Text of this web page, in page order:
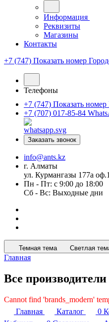
Информация
Реквизиты
Магазины
Контакты
+7 (747) Показать номер
Телефоны
+7 (747) Показать номер
+7 (707) 017-85-84
Заказать звонок
info@ants.kz
г. Алматы
ул. Курмангазы 177а оф.1
Пн - Пт: с 9:00 до 18:00
Сб - Вс: Выходные дни
Темная тема Светлая
Главная
Все производители
Cannot find 'brands_modern'
Главная
Каталог 0